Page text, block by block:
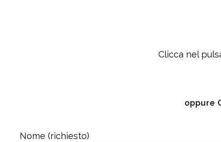
Clicca nel
oppure
Nome (richiesto)